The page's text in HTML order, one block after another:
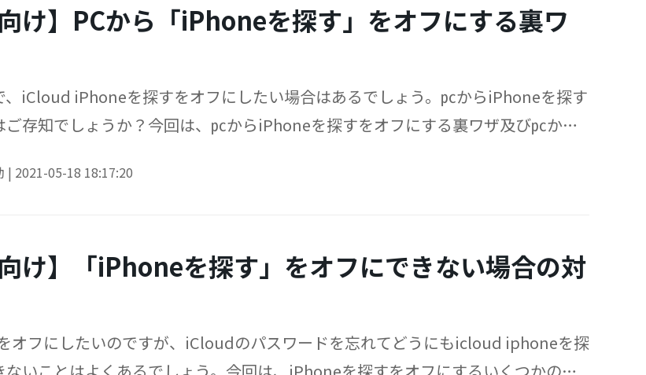
向け】PCから「iPhoneを探す」をオフにする裏ワ
、iCloud iPhoneを探すをオフにしたい場合はあるでしょう。㍶からiPhoneを探す
ご存知でしょうか？今回は、㍶からiPhoneを探すをオフにする裏ワザ及び㍶から
| 2021-05-18 18:17:20
向け】「iPhoneを探す」をオフにできない場合の対
オフにしたいのですが、iCloudのパスワードを忘れてどうにもicloud iphoneを探